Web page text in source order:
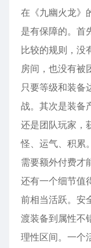
在《九幽火龙》
是有保障的。首
比较的规则，没
房间，也没有被
只要等级和装备
战。其次是装备
还是团队玩家
怪、运气、积累
需要额外付费才
还有一个细节值
前相当活跃。安
渡装备到属性不
理性区间。一个